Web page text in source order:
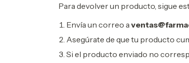
Para devolver un producto, sigue
Envía un correo a
Asegúrate de que tu producto
Si el producto enviado no